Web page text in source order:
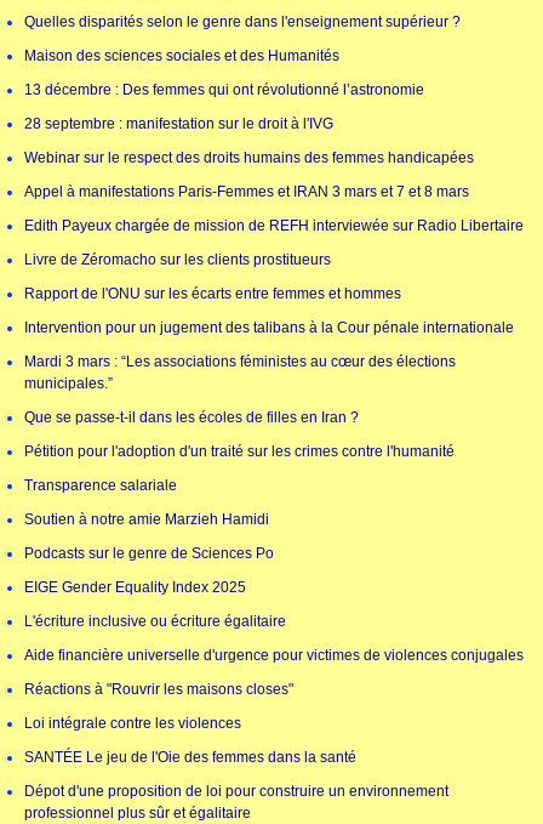
Quelles disparités selon le genre dans l'enseignement supérieur ?
Maison des sciences sociales et des Humanités
13 décembre : Des femmes qui ont révolutionné l’astronomie
28 septembre : manifestation sur le droit à l'IVG
Webinar sur le respect des droits humains des femmes handicapées
Appel à manifestations Paris-Femmes et IRAN 3 mars et 7 et 8 mars
Edith Payeux chargée de mission de REFH interviewée sur Radio Libertaire
Livre de Zéromacho sur les clients prostitueurs
Rapport de l'ONU sur les écarts entre femmes et hommes
Intervention pour un jugement des talibans à la Cour pénale internationale
Mardi 3 mars : “Les associations féministes au cœur des élections
municipales.”
Que se passe-t-il dans les écoles de filles en Iran ?
Pétition pour l'adoption d'un traité sur les crimes contre l'humanité
Transparence salariale
Soutien à notre amie Marzieh Hamidi
Podcasts sur le genre de Sciences Po
EIGE Gender Equality Index 2025
L'écriture inclusive ou écriture égalitaire
Aide financière universelle d'urgence pour victimes de violences conjugales
Réactions à "Rouvrir les maisons closes"
Loi intégrale contre les violences
SANTÉE Le jeu de l'Oie des femmes dans la santé
Dépot d'une proposition de loi pour construire un environnement
professionnel plus sûr et égalitaire